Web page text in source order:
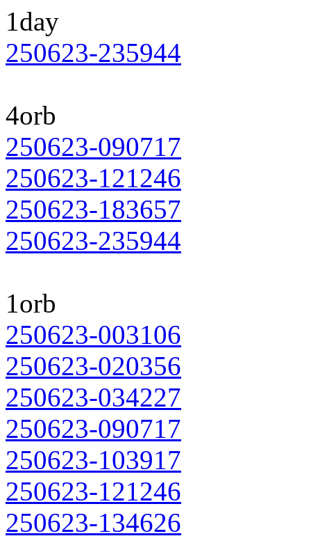
1day
250623-235944
4orb
250623-090717
250623-121246
250623-183657
250623-235944
1orb
250623-003106
250623-020356
250623-034227
250623-090717
250623-103917
250623-121246
250623-134626